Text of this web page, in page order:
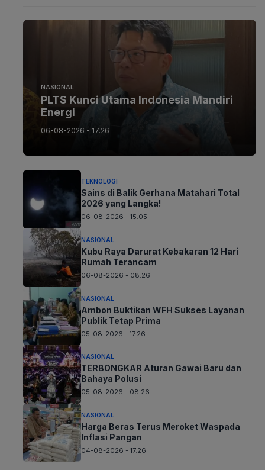
NASIONAL
PLTS Kunci Utama Indonesia Mandiri
Energi
06-08-2026 - 17.26
TEKNOLOGI
Sains di Balik Gerhana Matahari Total
2026 yang Langka!
06-08-2026 - 15.05
NASIONAL
Kubu Raya Darurat Kebakaran 12 Hari
Rumah Terancam
06-08-2026 - 08.26
NASIONAL
Ambon Buktikan WFH Sukses Layanan
Publik Tetap Prima
05-08-2026 - 17.26
NASIONAL
TERBONGKAR Aturan Gawai Baru dan
Bahaya Polusi
05-08-2026 - 08.26
NASIONAL
Harga Beras Terus Meroket Waspada
Inflasi Pangan
04-08-2026 - 17.26